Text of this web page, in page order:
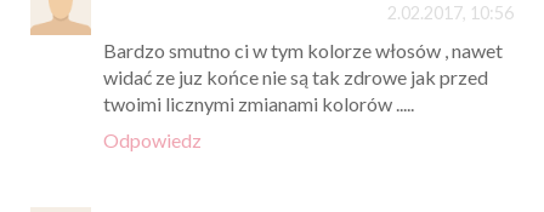
2.02.2017, 10:56
Bardzo smutno ci w tym kolorze włosów , nawet
widać ze juz końce nie są tak zdrowe jak przed
twoimi licznymi zmianami kolorów .....
Odpowiedz